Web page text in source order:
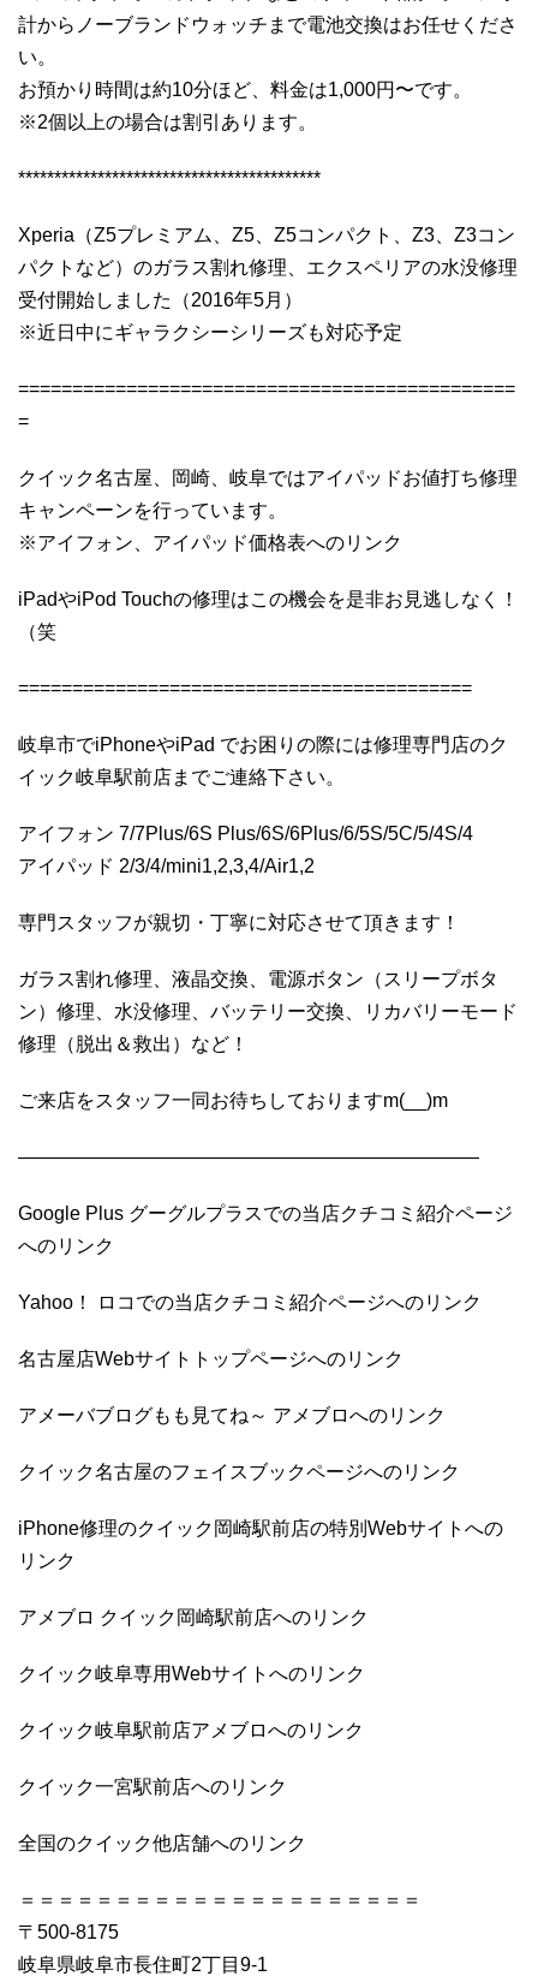
計からノーブランドウォッチまで電池交換はお任せくださ
い。
お預かり時間は約10分ほど、料金は1,000円〜です。
※2個以上の場合は割引あります。
******************************************
Xperia（Z5プレミアム、Z5、Z5コンパクト、Z3、Z3コン
パクトなど）のガラス割れ修理、エクスペリアの水没修理
受付開始しました（2016年5月）
※近日中にギャラクシーシリーズも対応予定
==============================================
=
クイック名古屋、岡崎、岐阜ではアイパッドお値打ち修理
キャンペーンを行っています。
※アイフォン、アイパッド価格表へのリンク
iPadやiPod Touchの修理はこの機会を是非お見逃しなく！
（笑
==========================================
岐阜市でiPhoneやiPad でお困りの際には修理専門店のク
イック岐阜駅前店までご連絡下さい。
アイフォン 7/7Plus/6S Plus/6S/6Plus/6/5S/5C/5/4S/4
アイパッド 2/3/4/mini1,2,3,4/Air1,2
専門スタッフが親切・丁寧に対応させて頂きます！
ガラス割れ修理、液晶交換、電源ボタン（スリープボタ
ン）修理、水没修理、バッテリー交換、リカバリーモード
修理（脱出＆救出）など！
ご来店をスタッフ一同お待ちしておりますm(__)m
————————————————————————
Google Plus グーグルプラスでの当店クチコミ紹介ページ
へのリンク
Yahoo！ ロコでの当店クチコミ紹介ページへのリンク
名古屋店Webサイトトップページへのリンク
アメーバブログもも見てね～ アメブロへのリンク
クイック名古屋のフェイスブックページへのリンク
iPhone修理のクイック岡崎駅前店の特別Webサイトへの
リンク
アメブロ クイック岡崎駅前店へのリンク
クイック岐阜専用Webサイトへのリンク
クイック岐阜駅前店アメブロへのリンク
クイック一宮駅前店へのリンク
全国のクイック他店舗へのリンク
＝＝＝＝＝＝＝＝＝＝＝＝＝＝＝＝＝＝＝＝＝
〒500-8175
岐阜県岐阜市長住町2丁目9-1